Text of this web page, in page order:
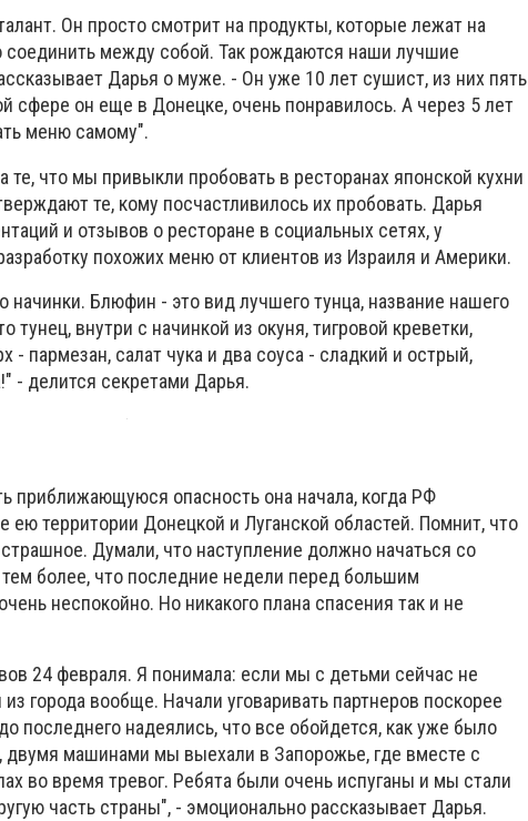
Он просто смотрит на продукты, которые лежат на
соединить между собой. Так рождаются наши лучшие
Дарья о муже. - Он уже 10 лет сушист, из них пять
сфере он еще в Донецке, очень понравилось. А через 5 лет
меню самому".
что мы привыкли пробовать в ресторанах японской кухни
те, кому посчастливилось их пробовать. Дарья
и отзывов о ресторане в социальных сетях, у
похожих меню от клиентов из Израиля и Америки.
начинки. Блюфин - это вид лучшего тунца, название нашего
тунец, внутри с начинкой из окуня, тигровой креветки,
- пармезан, салат чука и два соуса - сладкий и острый,
- делится секретами Дарья.
приближающуюся опасность она начала, когда РФ
ею территории Донецкой и Луганской областей. Помнит, что
Думали, что наступление должно начаться со
более, что последние недели перед большим
неспокойно. Но никакого плана спасения так и не
24 февраля. Я понимала: если мы с детьми сейчас не
города вообще. Начали уговаривать партнеров поскорее
последнего надеялись, что все обойдется, как уже было
двумя машинами мы выехали в Запорожье, где вместе с
во время тревог. Ребята были очень испуганы и мы стали
часть страны", - эмоционально рассказывает Дарья.